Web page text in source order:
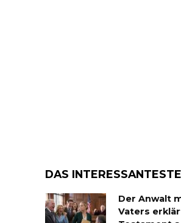
DAS INTERESSANTESTE
Der Anwalt
Vaters